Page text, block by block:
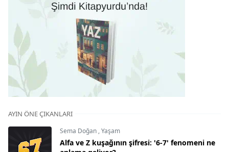
AYIN ÖNE ÇIKANLARI
Sema Doğan ,Yaşam
Alfa ve Z kuşağının şifresi: '6-7' fenomeni ne